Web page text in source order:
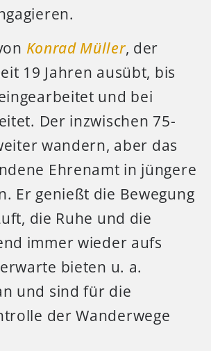
Konrad Müller, der
19 Jahren ausübt, bis
und bei
Der inzwischen 75-
wandern, aber das
Ehrenamt in jüngere
Er genießt die Bewegung
die Ruhe und die
immer wieder aufs
bieten u. a.
und sind für die
der Wanderwege